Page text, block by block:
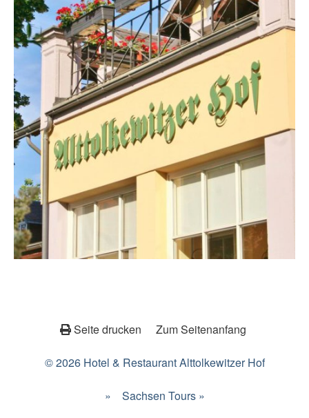
Seite drucken Zum Seitenanfang
© 2026 Hotel & Restaurant Alttolkewitzer Hof
» Sachsen Tours »